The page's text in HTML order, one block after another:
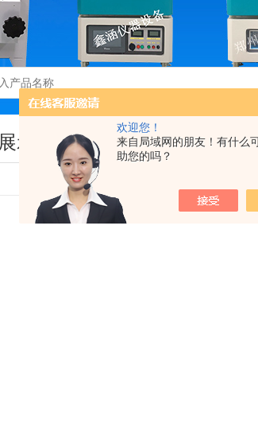
欢迎您！
来自局域网的朋友！有什么
助您的吗？
示 您现在的